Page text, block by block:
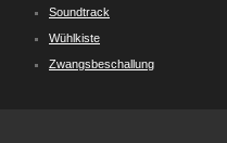
Soundtrack
Wühlkiste
Zwangsbeschallung